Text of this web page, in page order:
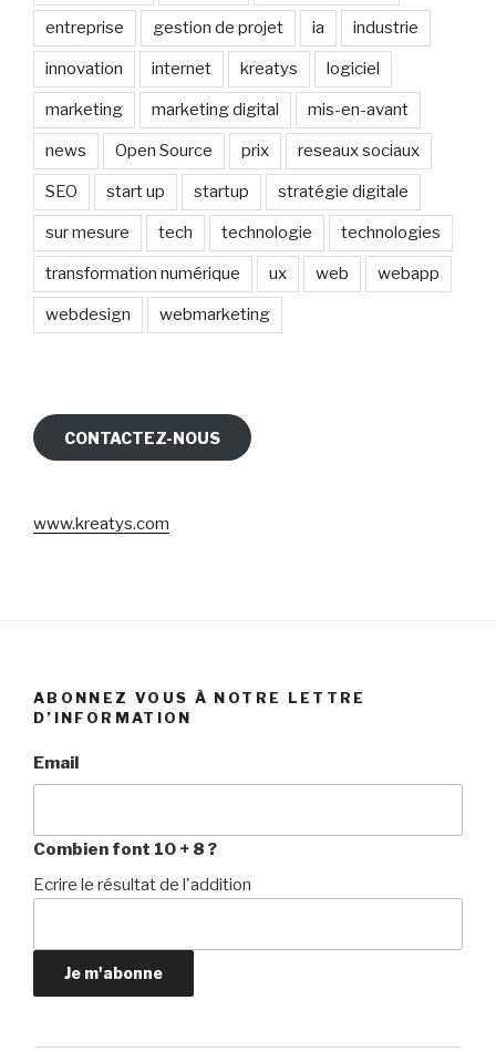
entreprise gestion de projet ia industrie
innovation internet kreatys logiciel
marketing marketing digital mis-en-avant
news Open Source prix reseaux sociaux
SEO start up startup stratégie digitale
sur mesure tech technologie technologies
transformation numérique ux web webapp
webdesign webmarketing
CONTACTEZ-NOUS
www.kreatys.com
ABONNEZ VOUS À NOTRE LETTRE
D’INFORMATION
Email
Combien font 10 + 8 ?
Ecrire le résultat de l'addition
Je m'abonne